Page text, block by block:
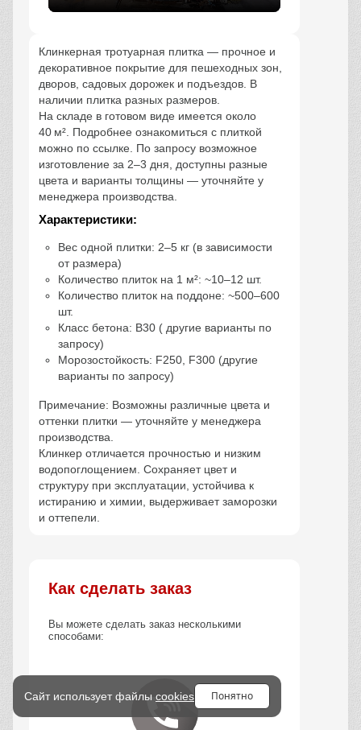
Клинкерная тротуарная плитка — прочное и
декоративное покрытие для пешеходных зон,
дворов, садовых дорожек и подъездов. В
наличии плитка разных размеров.
На складе в готовом виде имеется около
40 м². Подробнее ознакомиться с плиткой
можно по ссылке. По запросу возможное
изготовление за 2–3 дня, доступны разные
цвета и варианты толщины — уточняйте у
менеджера производства.
Характеристики:
Вес одной плитки: 2–5 кг (в зависимости
от размера)
Количество плиток на 1 м²: ~10–12 шт.
Количество плиток на поддоне: ~500–600
шт.
Класс бетона: B30 ( другие варианты по
запросу)
Морозостойкость: F250, F300 (другие
варианты по запросу)
Примечание: Возможны различные цвета и
оттенки плитки — уточняйте у менеджера
производства.
Клинкер отличается прочностью и низким
водопоглощением. Сохраняет цвет и
структуру при эксплуатации, устойчива к
истиранию и химии, выдерживает заморозки
и оттепели.
Как сделать заказ
Вы можете сделать заказ несколькими
способами:
Сайт использует файлы cookies Понятно